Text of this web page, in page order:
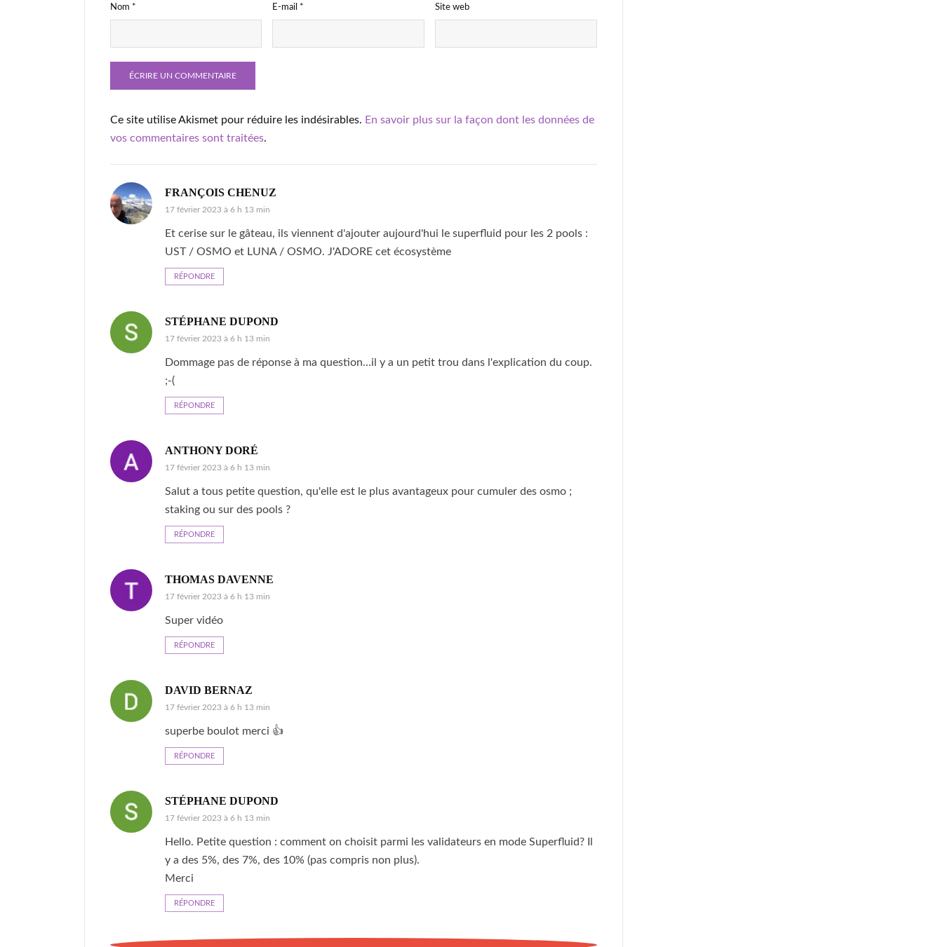
Nom * E-mail * Site web
Ce site utilise Akismet pour réduire les indésirables. En savoir plus sur la façon dont les données de
vos commentaires sont traitées.
FRANÇOIS CHENUZ
17 février 2023 à 6 h 13 min
Et cerise sur le gâteau, ils viennent d'ajouter aujourd'hui le superfluid pour les 2 pools :
UST / OSMO et LUNA / OSMO. J'ADORE cet écosystème
RÉPONDRE
STÉPHANE DUPOND
17 février 2023 à 6 h 13 min
Dommage pas de réponse à ma question…il y a un petit trou dans l'explication du coup.
;-(
RÉPONDRE
ANTHONY DORÉ
17 février 2023 à 6 h 13 min
Salut a tous petite question, qu'elle est le plus avantageux pour cumuler des osmo ;
staking ou sur des pools ?
RÉPONDRE
THOMAS DAVENNE
17 février 2023 à 6 h 13 min
Super vidéo
RÉPONDRE
DAVID BERNAZ
17 février 2023 à 6 h 13 min
superbe boulot merci 👍
RÉPONDRE
STÉPHANE DUPOND
17 février 2023 à 6 h 13 min
Hello. Petite question : comment on choisit parmi les validateurs en mode Superfluid? Il
y a des 5%, des 7%, des 10% (pas compris non plus).
Merci
RÉPONDRE